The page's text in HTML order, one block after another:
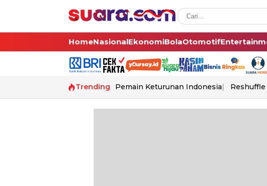
HomeNasionalEkonomiBolaOtomotif
Trending Pemain Keturunan Indonesia